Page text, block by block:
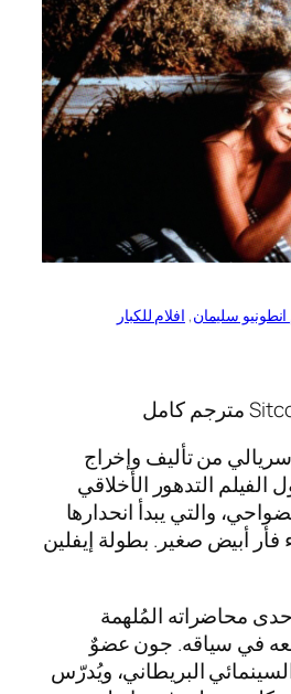
انطونيو سليمان, افلام للكبار
من تأليف وإخراج
الفيلم التدهور الأخلاقي
والتي يبدأ انحدارها
فأر أبيض صغير. بطولة إيفلين
محاضراته المُلهمة
في سياقه. جون عضوٌ
البريطاني، ويُدرّس